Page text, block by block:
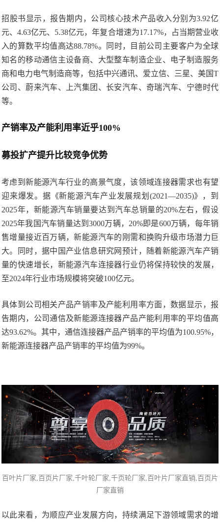
招股书显示，报告期内，公司核心技术产品收入分别为3.92亿
元、4.63亿元、5.38亿元，年复合增速为17.17%，占当期营业收
入的算数平均值高达88.78%。同时，目前公司主要客户为全球
知名的移动通信主设备商、大型整车制造企业、电子制造服务
商和电力电气制造商等，包括中兴通讯、爱立信、三星、美国T
公司、蔚来汽车、上汽集团、长安汽车、奇瑞汽车、宁德时代
等。
产销率及产能利用率近乎100%
募投扩产提升比较竞争优势
考虑到新能源汽车行业的高景气度，该领域连接器需求也有望
迎来爆发。据《新能源汽车产业发展规划(2021—2035)》，到
2025年，新能源汽车销量要达到汽车总销量的20%左右，假设
2025年我国汽车销量达到3000万辆，20%即是600万辆，每年销
售增量接近百万辆，新能源汽车的刚需和换购升级市场潜力巨
大。同时，据中国产业信息研究网预计，随着新能源汽车产销
量的快速增长，新能源汽车连接器行业仍将保持较快的发展，
至2024年行业市场规模将突破100亿元。
具体到公司相关产品产销率及产能利用率方面，数据显示，报
告期内，公司通信及新能源连接器产品产能利用率的平均值高
达93.62%。其中，通信连接器产品产销率的平均值为100.95%，
新能源连接器产品产销率的平均值为99%。
百叶片厂家, 百页片厂家,千叶轮厂家,千页轮厂家,百叶片厂家直销,百页片
厂家直销
以此来看，为顺应产业发展方向，持续满足下游领域需求的增